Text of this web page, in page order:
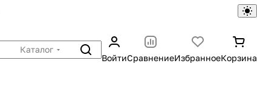
Каталог
ВойтиСравнениеИзбранноеКорзина